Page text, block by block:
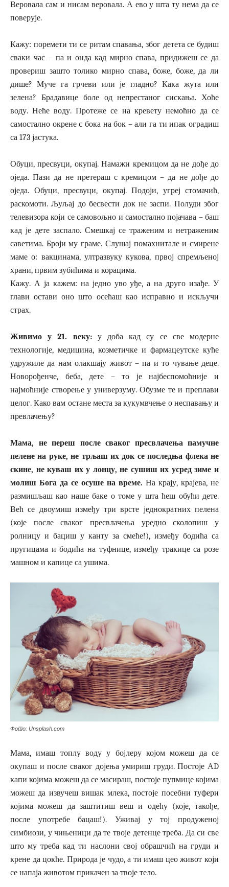
Веровала сам и нисам веровала. А ево у шта ту нема да се
поверује.
Кажу: поремети ти се ритам спавања, због детета се будиш
сваки час – па и онда кад мирно спава, придижеш се да
провериш зашто толико мирно спава, боже, боже, да ли
дише? Муче га грчеви или је гладно? Кака жута или
зелена? Брадавице боле од непрестаног сискања. Хоће
воду. Неће воду. Протеже се на кревету немоћно да се
самостално окрене с бока на бок – али га ти ипак оградиш
са 173 јастука.
Обуци, пресвуци, окупај. Намажи кремицом да не дође до
оједа. Пази да не претераш с кремицом – да не дође до
оједа. Обуци, пресвуци, окупај. Подоји, угреј стомачић,
раскомоти. Љуљај до бесвести док не заспи. Полуди због
телевизора који се самовољно и самостално појачава – баш
кад је дете заспало. Смешкај се траженим и нетраженим
саветима. Броји му граме. Слушај помахнитале и смирене
маме о: вакцинама, ултразвуку кукова, првој спремљеној
храни, првим зубићима и корацима.
Кажу. А ја кажем: на једно уво уђе, а на друго изађе. У
глави остави оно што осећаш као исправно и искључи
страх.
Живимо у 21. веку:у доба кад су се све модерне
технологије, медицина, козметичке и фармацеутске куће
удружиле да нам олакшају живот – па и то чување деце.
Новорођенче, беба, дете – то је најбеспомоћније и
најмоћније створење у универзуму. Обузме те и преплави
целог. Како вам остане места за кукумвчење о неспавању и
превлачењу?
Мама, не переш после сваког пресвлачења памучне
пелене на руке, не трљаш их док се последња флека не
скине, не куваш их у лонцу, не сушиш их усред зиме и
молиш Бога да се осуше на време. На крају, крајева, не
размишљаш као наше баке о томе у шта ћеш обући дете.
Већ се двоумиш између три врсте једнократних пелена
(које после сваког пресвлачења уредно сколопиш у
ролницу и бациш у канту за смеће!), између бодића са
пругицама и бодића на туфнице, између тракице са розе
машном и капице са ушима.
Фото: Unsplash.com
Мама, имаш топлу воду у бојлеру којом можеш да се
окупаш и после сваког дојења умириш груди. Постоје АD
капи којима можеш да се масираш, постоје пупмице којима
можеш да извучеш вишак млека, постоје посебни туфери
којима можеш да заштитиш веш и одећу (које, такође,
после употребе бацаш!). Уживај у тој продуженој
симбиози, у чињеници да те твоје детенце треба. Да си све
што му треба кад ти наслони свој обрашчић на груди и
крене да цокће. Природа је чудо, а ти имаш цео живот који
се напаја животом прикачен за твоје тело.